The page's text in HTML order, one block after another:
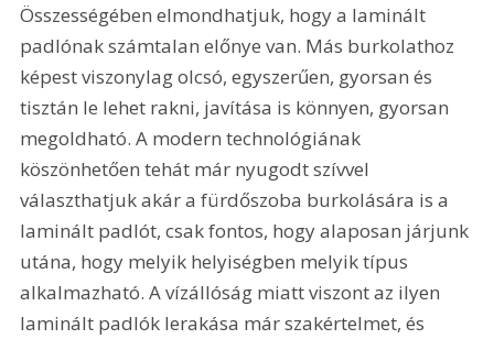
Összességében elmondhatjuk, hogy a laminált
padlónak számtalan előnye van. Más burkolathoz
képest viszonylag olcsó, egyszerűen, gyorsan és
tisztán le lehet rakni, javítása is könnyen, gyorsan
megoldható. A modern technológiának
köszönhetően tehát már nyugodt szívvel
választhatjuk akár a fürdőszoba burkolására is a
laminált padlót, csak fontos, hogy alaposan járjunk
utána, hogy melyik helyiségben melyik típus
alkalmazható. A vízállóság miatt viszont az ilyen
laminált padlók lerakása már szakértelmet, és